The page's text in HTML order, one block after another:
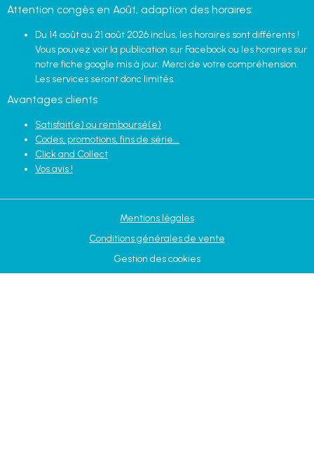
Attention congès en Août, adaption des horaires:
Du 14 août au 21 août 2026 inclus, les horaires sont différents !
Vous pouvez voir la publication sur Facebook ou les horaires sur
notre fiche google mis à jour. Merci de votre compréhension.
Les services seront donc limités.
Avantages clients
Satisfait(e) ou remboursé(e)
Codes, promotions, fins de série...
Click and Collect
Vos avis !
Mentions légales
Conditions générales de vente
Gestion des cookies